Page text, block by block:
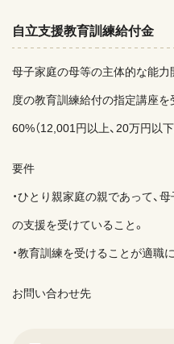
自立支援教育訓練給付金
母子家庭の母等の主体的な能力
度の教育訓練給付の指定講座を
60%（12,001円以上、20万円以下
要件
・ひとり親家庭の親であって、
の支援を受けていること。
・教育訓練を受けることが適職
お問い合わせ先